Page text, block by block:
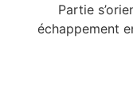
Partie
échappement